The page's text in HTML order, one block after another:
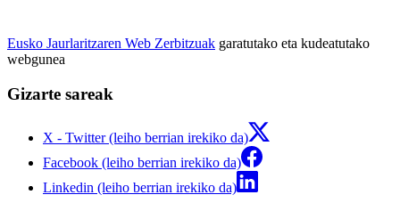
Eusko Jaurlaritzaren Web Zerbitzuak garatutako eta kudeatutako
webgunea
Gizarte sareak
X - Twitter (leiho berrian irekiko da)
Facebook (leiho berrian irekiko da)
Linkedin (leiho berrian irekiko da)